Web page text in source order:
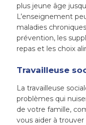
plus jeune âge
L’enseignement
maladies
prévention, les
repas et les choix
Travailleuse
La travailleuse
problèmes qui
de votre famille,
vous aider à